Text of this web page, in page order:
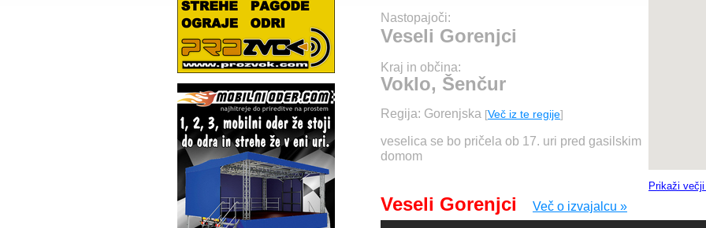
Prikaži
Nastopajoči:
Veseli Gorenjci
Kraj in občina:
Voklo, Šenčur
Regija: Gorenjska [Več iz te regije]
veselica se bo pričela ob 17. uri pred gasilskim
domom
Veseli Gorenjci Več o izvajalcu »